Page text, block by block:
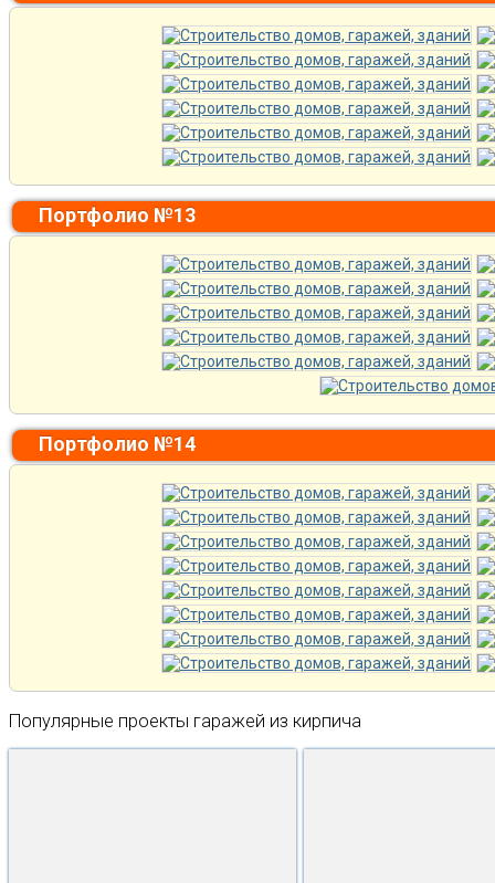
Портфолио №13
Портфолио №14
Популярные проекты гаражей из кирпича